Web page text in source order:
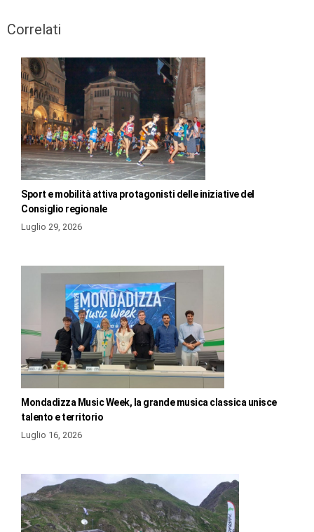
Correlati
Sport e mobilità attiva protagonisti delle iniziative del
Consiglio regionale
Luglio 29, 2026
Mondadizza Music Week, la grande musica classica unisce
talento e territorio
Luglio 16, 2026